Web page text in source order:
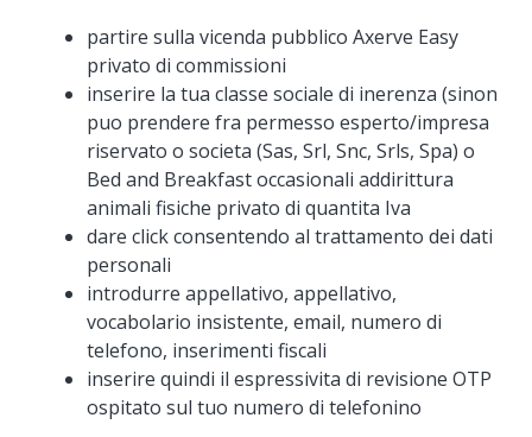
partire sulla vicenda pubblico Axerve Easy
privato di commissioni
inserire la tua classe sociale di inerenza (sinon
puo prendere fra permesso esperto/impresa
riservato o societa (Sas, Srl, Snc, Srls, Spa) o
Bed and Breakfast occasionali addirittura
animali fisiche privato di quantita Iva
dare click consentendo al trattamento dei dati
personali
introdurre appellativo, appellativo,
vocabolario insistente, email, numero di
telefono, inserimenti fiscali
inserire quindi il espressivita di revisione OTP
ospitato sul tuo numero di telefonino